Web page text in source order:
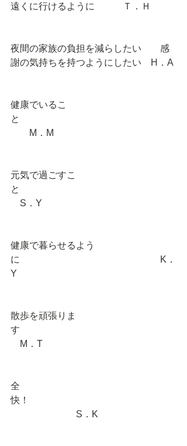
遠くに行けるように　　　Ｔ．Ｈ
夜間の家族の負担を減らしたい　　感
謝の気持ちを持つようにしたい　H．A
健康でいるこ
と
M．M
元気で過ごすこ
と
S．Y
健康で暮らせるよう
に　　　　　　　　　　　　　　　K．
Y
散歩を頑張りま
す
M．T
全
快！
S．K